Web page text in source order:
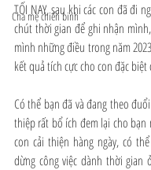
Cha mẹ chiến binh
TỐI NAY, sau khi các con đã đi
chút thời gian để ghi nhận
mình những điều trong năm
kết quả tích cực cho con đặc biệt
Có thể bạn đã và đang theo
thiệp rất bổ ích đem lại cho
con cải thiện hàng ngày, có
dừng công việc dành thời gian